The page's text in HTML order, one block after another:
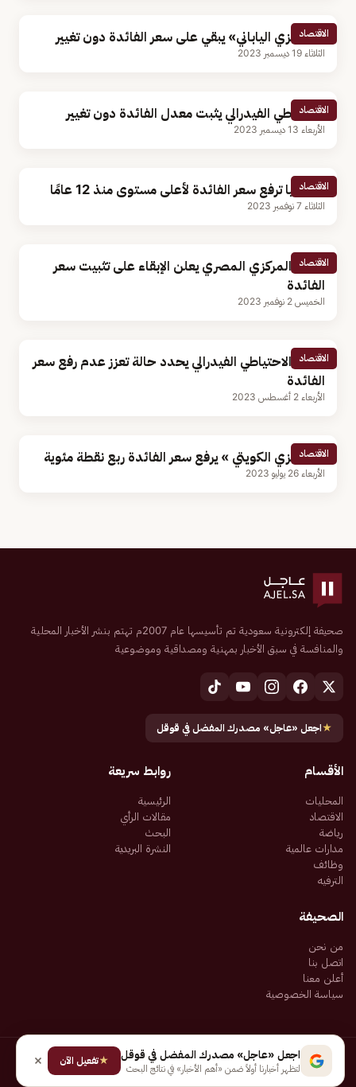
الاقتصاد
«المركزي الياباني» يبقي على سعر الفائدة دون تغيير
الثلاثاء 19 ديسمبر 2023
الاقتصاد
الاحتياطي الفيدرالي يثبت معدل الفائدة دون تغيير
الأربعاء 13 ديسمبر 2023
الاقتصاد
أستراليا ترفع سعر الفائدة لأعلى مستوى منذ 12 عامًا
الثلاثاء 7 نوفمبر 2023
الاقتصاد
البنك المركزي المصري يعلن الإبقاء على تثبيت سعر
الفائدة
الخميس 2 نوفمبر 2023
الاقتصاد
رئيس الاحتياطي الفيدرالي يحدد حالة تعزز عدم رفع سعر
الفائدة
الأربعاء 2 أغسطس 2023
الاقتصاد
«المركزي الكويتي » يرفع سعر الفائدة ربع نقطة مئوية
الأربعاء 26 يوليو 2023
صحيفة إلكترونية سعودية تم تأسيسها عام 2007م تهتم بنشر الأخبار المحلية
والمنافسة في سبق الأخبار بمهنية ومصداقية وموضوعية
★اجعل «عاجل» مصدرك المفضل في قوقل
الأقسام
المحليات
الاقتصاد
رياضة
مدارات عالمية
وظائف
الترفيه
روابط سريعة
الرئيسية
مقالات الرأي
البحث
النشرة البريدية
الصحيفة
من نحن
اتصل بنا
أعلن معنا
سياسة الخصوصية
جميع الحقوق محفوظة لـ شركة إيجاز للنشر الإلكتروني المالكة لصحيفة عاجل
سياسة الخصوصيةشروط الاستخدام
اجعل «عاجل» مصدرك المفضل في قوقل
لتظهر أخبارنا أولاً ضمن «أهم الأخبار» في نتائج البحث
★تفعيل الآن